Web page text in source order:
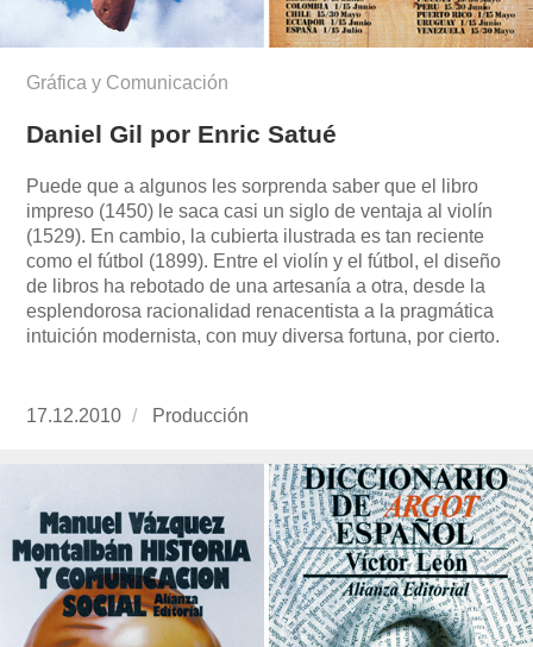
Gráfica y Comunicación
Daniel Gil por Enric Satué
Puede que a algunos les sorprenda saber que el libro
impreso (1450) le saca casi un siglo de ventaja al violín
(1529). En cambio, la cubierta ilustrada es tan reciente
como el fútbol (1899). Entre el violín y el fútbol, el diseño
de libros ha rebotado de una artesanía a otra, desde la
esplendorosa racionalidad renacentista a la pragmática
intuición modernista, con muy diversa fortuna, por cierto.
Publicado
17.12.2010 https://www.experimenta.es/author/
Producción